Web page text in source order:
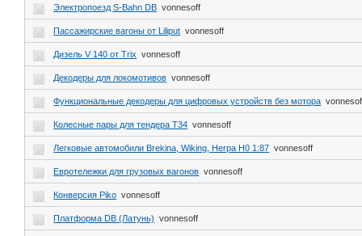
Электропоезд S-Bahn DB vonnesoff
Пассажирские вагоны от Liliput vonnesoff
Дизель V 140 от Trix vonnesoff
Декодеры для локомотивов vonnesoff
Функциональные декодеры для цифровых устройств без мотора
Колесные пары для тендера Т34 vonnesoff
Легковые автомобили Brekina, Wiking, Herpa H0 1:87 vonnesoff
Евротележки для грузовых вагонов vonnesoff
Конверсия Piko vonnesoff
Платформа DB (Латунь) vonnesoff